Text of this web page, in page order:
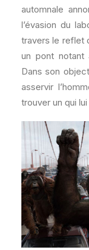
automnale
l’évasion du
travers le reflet
un pont notant
Dans son
asservir
trouver un qui